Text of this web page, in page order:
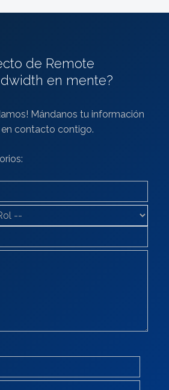
de Remote
en mente?
Mándanos tu información
contacto contigo.